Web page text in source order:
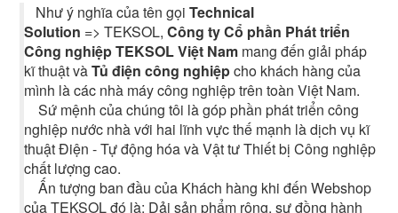
Như ý nghĩa của tên gọiTechnical
Solution => TEKSOL,Công ty Cổ phần Phát triển
Công nghiệp TEKSOL Việt Nam mang đến giải pháp
kĩ thuật vàTủ điện công nghiệpcho khách hàng của
mình là các nhà máy công nghiệp trên toàn Việt Nam.
Sứ mệnh của chúng tôi là góp phần phát triển công
nghiệp nước nhà với hai lĩnh vực thế mạnh là dịch vụ kĩ
thuật Điện - Tự động hóa và Vật tư Thiết bị Công nghiệp
chất lượng cao.
Ấn tượng ban đầu của Khách hàng khi đến Webshop
của TEKSOL đó là: Dải sản phẩm rộng, sự đồng hành